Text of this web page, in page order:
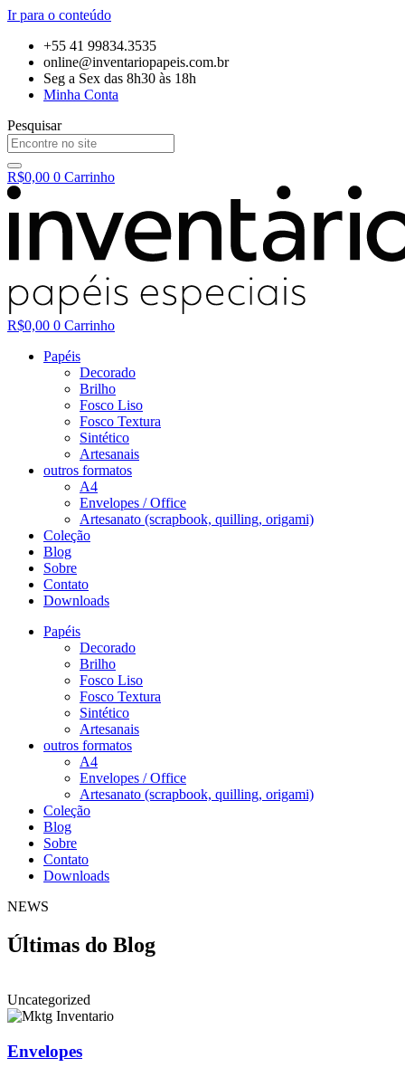
Ir para o conteúdo
+55 41 99834.3535
online@inventariopapeis.com.br
Seg a Sex das 8h30 às 18h
Minha Conta
Pesquisar
R$0,00 0 Carrinho
R$0,00 0 Carrinho
Papéis
Decorado
Brilho
Fosco Liso
Fosco Textura
Sintético
Artesanais
outros formatos
A4
Envelopes / Office
Artesanato (scrapbook, quilling, origami)
Coleção
Blog
Sobre
Contato
Downloads
Papéis
Decorado
Brilho
Fosco Liso
Fosco Textura
Sintético
Artesanais
outros formatos
A4
Envelopes / Office
Artesanato (scrapbook, quilling, origami)
Coleção
Blog
Sobre
Contato
Downloads
NEWS
Últimas do Blog
Uncategorized
Envelopes